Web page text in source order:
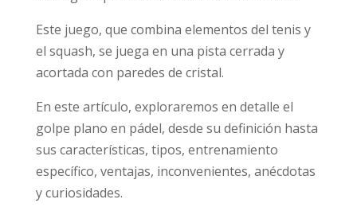
Este juego, que combina elementos del tenis y
el squash, se juega en una pista cerrada y
acortada con paredes de cristal.
En este artículo, exploraremos en detalle el
golpe plano en pádel, desde su definición hasta
sus características, tipos, entrenamiento
específico, ventajas, inconvenientes, anécdotas
y curiosidades.